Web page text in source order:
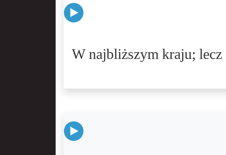
W najbliższym kraju;